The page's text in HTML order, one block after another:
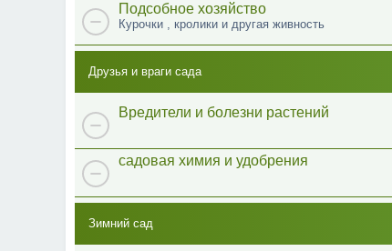
Подсобное хозяйство
Курочки , кролики и другая живность
Друзья и враги сада
Вредители и болезни растений
садовая химия и удобрения
Зимний сад